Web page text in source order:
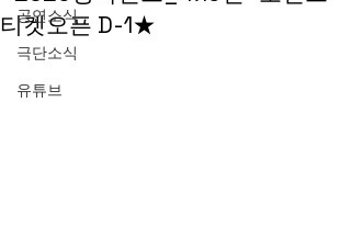
공연소식
극단소식
유튜브
티켓오픈 D-1★